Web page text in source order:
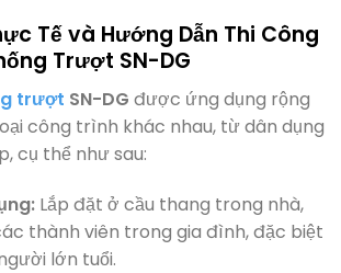
Tế và Hướng Dẫn Thi Công
Trượt SN-DG
trượt SN-DG được ứng dụng rộng
công trình khác nhau, từ dân dụng
cụ thể như sau:
Lắp đặt ở cầu thang trong nhà,
thành viên trong gia đình, đặc biệt
lớn tuổi.